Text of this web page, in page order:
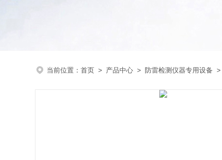
当前位置： 首页 > 产品中心 > 防雷检测仪器专用设备 >